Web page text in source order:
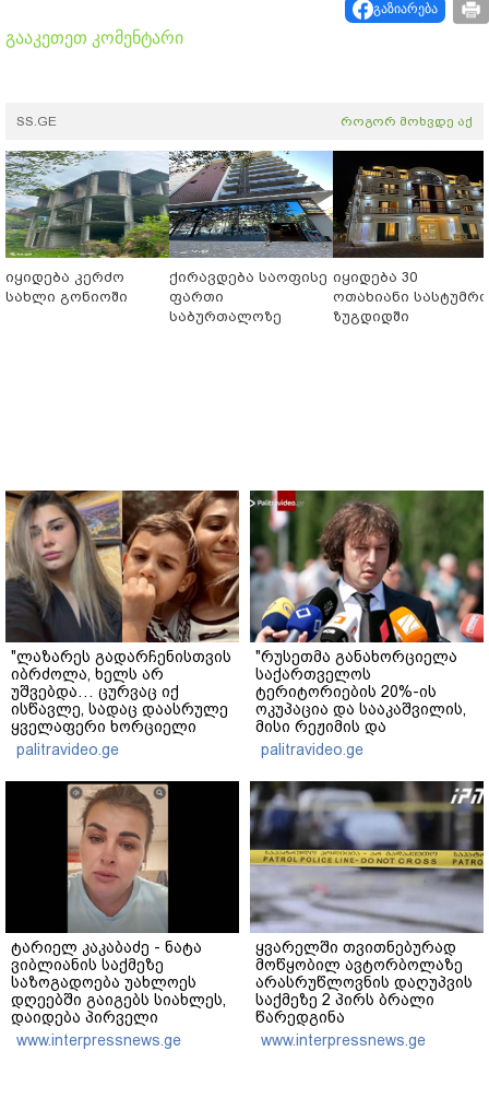
გაზიარება
გააკეთეთ კომენტარი
SS.GE როგორ მოხვდე აქ
იყიდება კერძო
სახლი გონიოში
ქირავდება საოფისე
ფართი
საბურთალოზე
იყიდება 30
ოთახიანი
ზუგდიდში
"ლაზარეს გადარჩენისთვის
იბრძოლა, ხელს არ
უშვებდა… ცურვაც იქ
ისწავლე, სადაც დაასრულე
ყველაფერი ხორციელი
ცხოვრებიდან" – რას წერს
ხობში დაღუპული დედა-
შვილის ახლობელი?
palitravideo.ge
"რუსეთმა განახორციელა
საქართველოს
ტერიტორიების 20%-ის
ოკუპაცია და სააკაშვილის,
მისი რეჟიმის და
"ნაცმოძრაობის" ღალატი
ვერანაირად ვერ
გადაფარავს ამ
დანაშაულს" - ირაკლი
კობახიძე
palitravideo.ge
ტარიელ კაკაბაძე - ნატა
ვიბლიანის საქმეზე
საზოგადოება უახლოეს
დღეებში გაიგებს სიახლეს,
დაიდება პირველი
მნიშვნელოვანი შედეგი და
ოფიციალურად ცნობენ
www.interpressnews.ge
ყვარელში თვითნებურად
მოწყობილ ავტორბოლაზე
არასრუწლოვნის დაღუპვის
საქმეზე 2 პირს ბრალი
წარედგინა
www.interpressnews.ge